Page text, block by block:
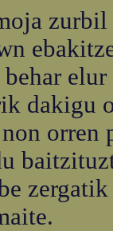
zurbil
dakigu
orren